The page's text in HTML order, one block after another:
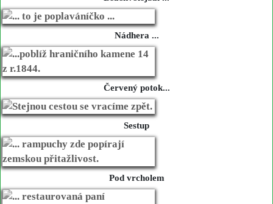
Nádhera ...
Červený potok...
Sestup
Pod vrcholem